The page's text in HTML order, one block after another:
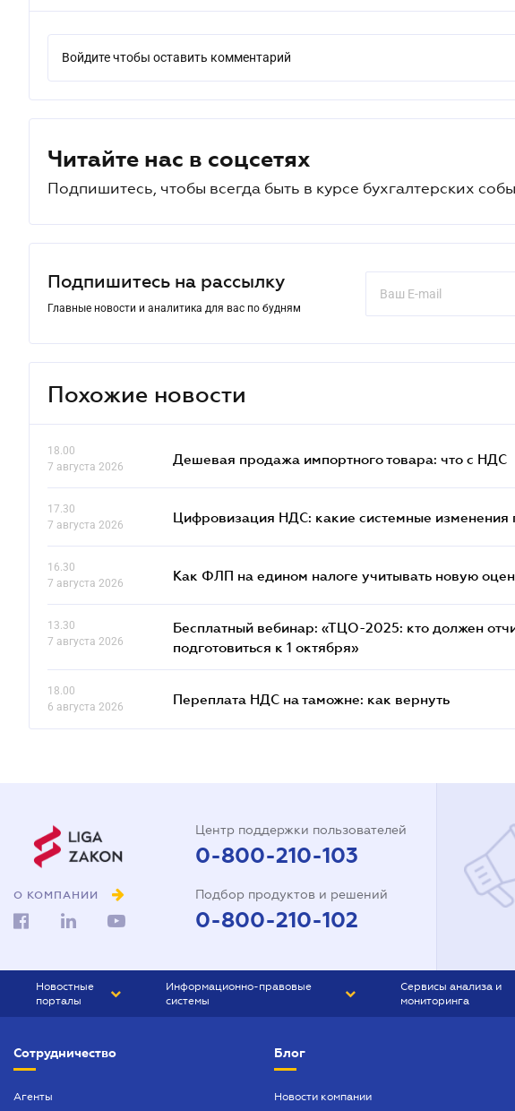
Войдите чтобы оставить комментарий
Читайте нас в соцсетях
Подпишитесь, чтобы всегда быть в курсе бухгалтерских
Подпишитесь на рассылку
Главные новости и аналитика для вас по будням
Похожие новости
18.00
7 августа 2026
Дешевая продажа импортного товара: что c НДС
17.30
7 августа 2026
Цифровизация НДС: какие системные изменения
16.30
7 августа 2026
Как ФЛП на едином налоге учитывать новую
13.30
7 августа 2026
Бесплатный вебинар: «ТЦО-2025: кто должен
подготовиться к 1 октября»
18.00
6 августа 2026
Переплата НДС на таможне: как вернуть
О КОМПАНИИ
Центр поддержки пользователей
0-800-210-103
Подбор продуктов и решений
0-800-210-102
Новостные
порталы
БИЗНЕС
Информационно-правовые
системы
Сервисы анализа и
мониторинга
Сотрудничество
Агенты
Блог
Новости компании